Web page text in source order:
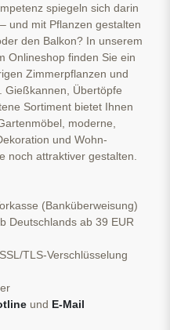
spiegeln sich darin
und mit Pflanzen gestalten
den Balkon? In unserem
Onlineshop finden Sie ein
Zimmerpflanzen und
Gießkannen, Übertöpfe
Sortiment bietet Ihnen
moderne,
und Wohn-
noch attraktiver gestalten.
(Banküberweisung)
Deutschlands ab 39 EUR
TLS-Verschlüsselung
und E-Mail